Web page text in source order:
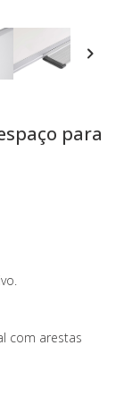
para
com arestas